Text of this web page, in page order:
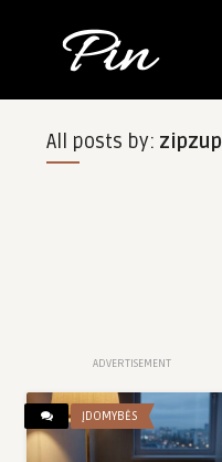
All posts by: zipzup
ADVERTISEMENT
ĮDOMYBĖS